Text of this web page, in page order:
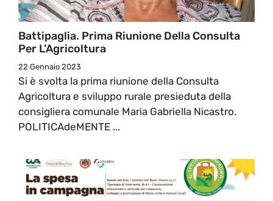
Battipaglia. Prima Riunione Della Consulta
Per L’Agricoltura
22 Gennaio 2023
Si è svolta la prima riunione della Consulta
Agricoltura e sviluppo rurale presieduta della
consigliera comunale Maria Gabriella Nicastro.
POLITICAdeMENTE ...